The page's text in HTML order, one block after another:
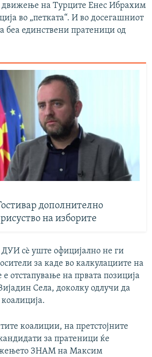
движење на Турците Енес Ибрахим
во „петката“. И во досегашниот
беа единствени пратеници од
дополнително
на изборите
сè уште официјално не ги
за каде во калкулациите на
отстапување на првата позиција
Села, доколку одлучи да
коалиции, на претстојните
за пратеници ќе
ЗНАМ на Максим